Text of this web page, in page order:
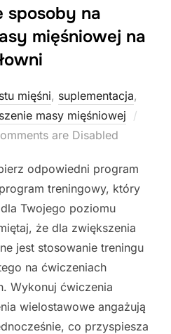
sposoby na
mięśniowej na
mięśni, suplementacja,
masy mięśniowej
are Disabled
odpowiedni program
treningowy, który
Twojego poziomu
że dla zwiększenia
jest stosowanie treningu
na ćwiczeniach
Wykonuj ćwiczenia
wielostawowe angażują
co przyspiesza